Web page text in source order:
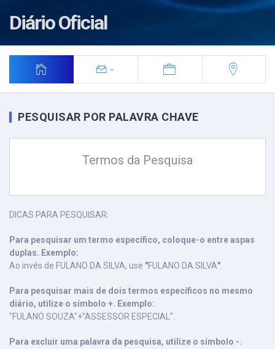
Diário Oficial
PESQUISAR POR PALAVRA CHAVE
Termos da Pesquisa
DICAS PARA PESQUISAR:
Para pesquisar um termo específico, coloque-o entre aspas
duplas. Exemplo:
Ao invés de FULANO DA SILVA, use "FULANO DA SILVA"
Para pesquisar mais de dois termos específicos no mesmo
diário, utilize o símbolo +. Exemplo:
"FULANO SOUZA"+"ASSESSOR ESPECIAL".
Para excluir uma palavra da pesquisa, utilize o símbolo -.